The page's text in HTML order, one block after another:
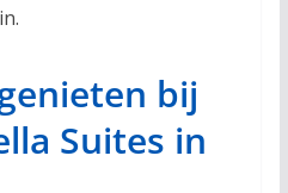
bij
Suites in